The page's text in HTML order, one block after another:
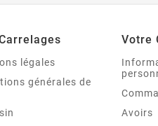
légales
générales de
Votre
Avoirs